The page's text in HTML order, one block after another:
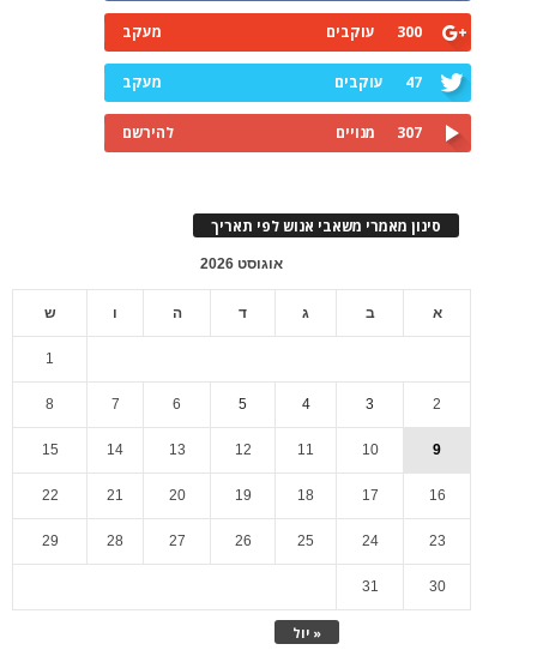
300 עוקבים מעקב
47 עוקבים מעקב
307 מנויים להירשם
סינון מאמרי משאבי אנוש לפי תאריך
אוגוסט 2026
א ב ג ד ה ו ש
« יול
1
2
3
4
5
6
7
8
9
10
11
12
13
14
15
16
17
18
19
20
21
22
23
24
25
26
27
28
29
30
31